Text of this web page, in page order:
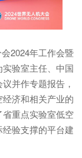
2024年工作会暨
验室主任、中国
并作专题报告，
济和相关产业的
重点实验室低空
验支撑的平台建